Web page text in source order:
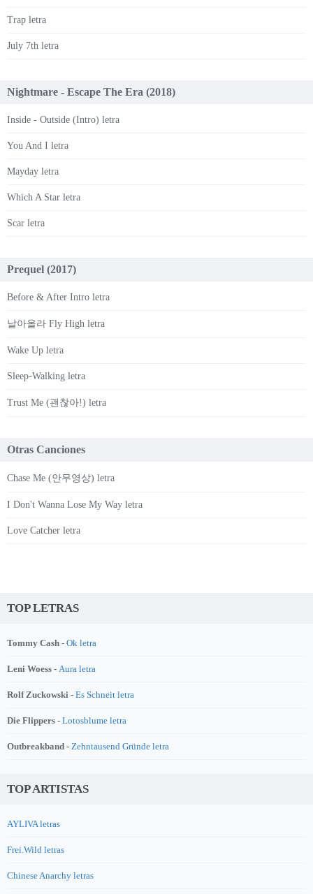
Trap letra
July 7th letra
Nightmare - Escape The Era (2018)
Inside - Outside (Intro) letra
You And I letra
Mayday letra
Which A Star letra
Scar letra
Prequel (2017)
Before & After Intro letra
날아올라 Fly High letra
Wake Up letra
Sleep-Walking letra
Trust Me (괜찮아!) letra
Otras Canciones
Chase Me (안무영상) letra
I Don't Wanna Lose My Way letra
Love Catcher letra
TOP LETRAS
Tommy Cash - Ok letra
Leni Woess - Aura letra
Rolf Zuckowski - Es Schneit letra
Die Flippers - Lotosblume letra
Outbreakband - Zehntausend Gründe letra
TOP ARTISTAS
AYLIVA letras
Frei.Wild letras
Chinese Anarchy letras